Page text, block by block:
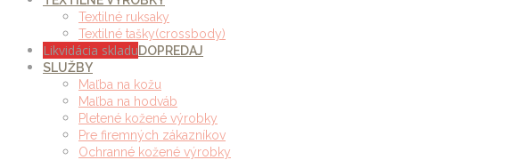
Textilné ruksaky
Textilné tašky(crossbody)
Likvidácia skladuDOPREDAJ
SLUŽBY
Maľba na kožu
Maľba na hodváb
Pletené kožené výrobky
Pre firemných zákazníkov
Ochranné kožené výrobky